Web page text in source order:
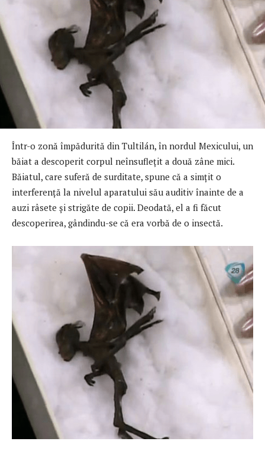
Într-o zonă împădurită din Tultilán, în nordul Mexicului, un
băiat a descoperit corpul neînsuflețit a două zâne mici.
Băiatul, care suferă de surditate, spune că a simțit o
interferență la nivelul aparatului său auditiv înainte de a
auzi râsete și strigăte de copii. Deodată, el a fi făcut
descoperirea, gândindu-se că era vorbă de o insectă.